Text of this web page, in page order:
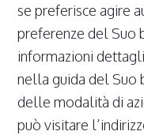
se preferisce agire
preferenze del Suo
informazioni
nella guida del Suo
delle modalità di
può visitare